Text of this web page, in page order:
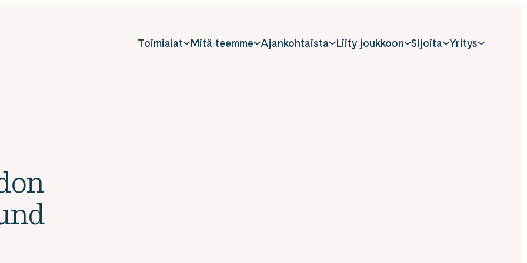
Toimialat Mitä teemme Ajankohtaista Liity joukkoon Sijoita Yritys